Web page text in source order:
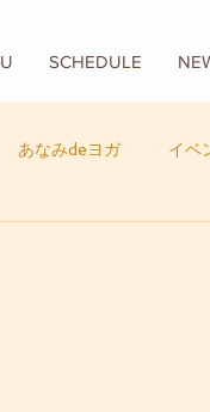
SCHEDULE
あなみdeヨガ イベ